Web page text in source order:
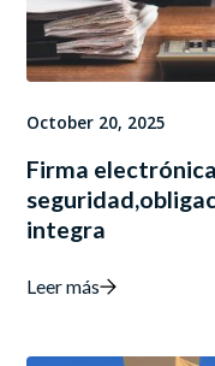
October 20, 2025
Firma
integra
Leer más